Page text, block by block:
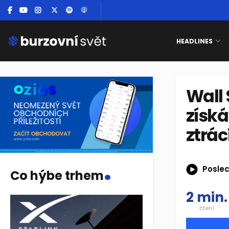
HEADLINES
Wall
2 min.
čtení
Co hýbe trhem.